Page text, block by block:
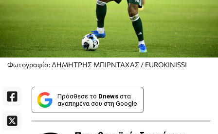
Φωτογραφία: ΔΗΜΗΤΡΗΣ ΜΠΙΡΝΤΑΧΑΣ / EUROKINISSI
Πρόσθεσε το Dnews στα
αγαπημένα σου στη Google